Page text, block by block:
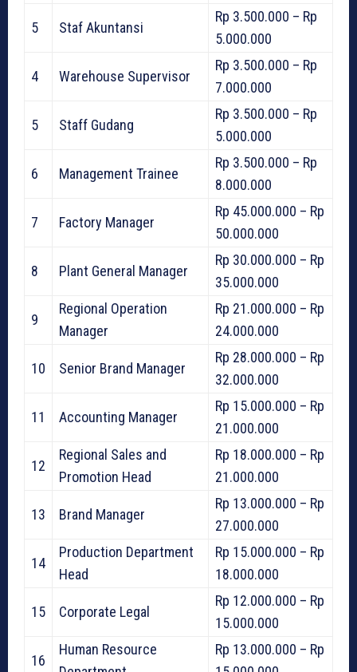
5 Staf Akuntansi
Rp 3.500.000 – Rp
5.000.000
4 Warehouse Supervisor
Rp 3.500.000 – Rp
7.000.000
5 Staff Gudang
Rp 3.500.000 – Rp
5.000.000
6 Management Trainee
Rp 3.500.000 – Rp
8.000.000
7 Factory Manager
Rp 45.000.000 – Rp
50.000.000
8 Plant General Manager
Rp 30.000.000 – Rp
35.000.000
9
Regional Operation
Manager
Rp 21.000.000 – Rp
24.000.000
10 Senior Brand Manager
Rp 28.000.000 – Rp
32.000.000
11 Accounting Manager
Rp 15.000.000 – Rp
21.000.000
12
Regional Sales and
Promotion Head
Rp 18.000.000 – Rp
21.000.000
13 Brand Manager
Rp 13.000.000 – Rp
27.000.000
14
Production Department
Head
Rp 15.000.000 – Rp
18.000.000
15 Corporate Legal
Rp 12.000.000 – Rp
15.000.000
16
Human Resource
Rp 13.000.000 – Rp